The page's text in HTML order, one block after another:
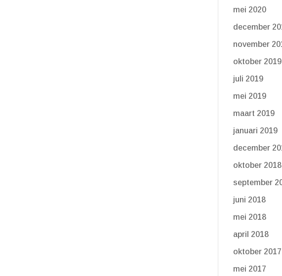
mei 2020
december
november
oktober 2019
juli 2019
mei 2019
maart 2019
januari 2019
december
oktober 2018
september
juni 2018
mei 2018
april 2018
oktober 2017
mei 2017